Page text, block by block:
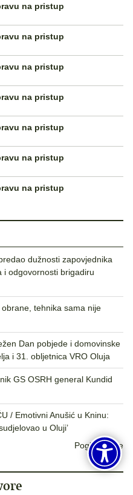
na pristup
na pristup
na pristup
na pristup
na pristup
na pristup
na pristup
dužnosti zapovjednika
i odgovornosti brigadiru
tehnika sama nije
Dan pobjede i domovinske
i 31. obljetnica VRO Oluja
GS OSRH general Kundid
/ Emotivni Anušić u Kninu:
u Oluji’
Pogledaj sve